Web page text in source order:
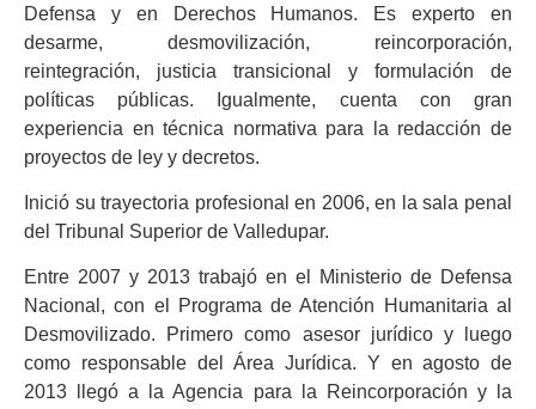
Defensa y en Derechos Humanos. Es experto en
desarme, desmovilización, reincorporación,
reintegración, justicia transicional y formulación de
políticas públicas. Igualmente, cuenta con gran
experiencia en técnica normativa para la redacción de
proyectos de ley y decretos.
Inició su trayectoria profesional en 2006, en la sala penal
del Tribunal Superior de Valledupar.
Entre 2007 y 2013 trabajó en el Ministerio de Defensa
Nacional, con el Programa de Atención Humanitaria al
Desmovilizado. Primero como asesor jurídico y luego
como responsable del Área Jurídica. Y en agosto de
2013 llegó a la Agencia para la Reincorporación y la